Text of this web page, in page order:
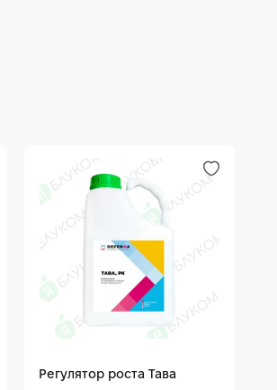
Регулятор роста Тава